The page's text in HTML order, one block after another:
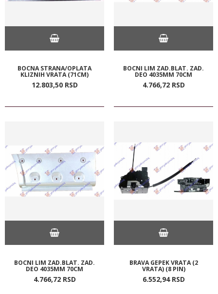
BOCNA STRANA/OPLATA
KLIZNIH VRATA (71CM)
12.803,50 RSD
BOCNI LIM ZAD.BLAT. ZAD.
DEO 4035MM 70CM
4.766,72 RSD
BOCNI LIM ZAD.BLAT. ZAD.
DEO 4035MM 70CM
4.766,72 RSD
BRAVA GEPEK VRATA (2
VRATA) (8 PIN)
6.552,94 RSD